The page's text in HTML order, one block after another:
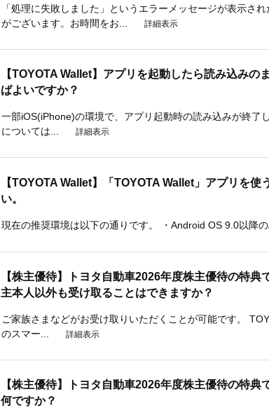
「処理に失敗しました」というエラーメッセージが表示さ
がございます。お時間をお...
詳細表示
【TOYOTA Wallet】アプリを起動したら読み込みの
ばよいですか？
一部iOS(iPhone)の環境で、アプリ起動時の読み込みが終了
については...
詳細表示
【TOYOTA Wallet】「TOYOTA Wallet」アプリを
い。
現在の推奨環境は以下の通りです。 ・Android OS 9.0以降
【株主優待】トヨタ自動車2026年度株主優待の特
主本人以外も受け取ることはできますか？
ご家族さまなどがお受け取りいただくことが可能です。
のスマー...
詳細表示
【株主優待】トヨタ自動車2026年度株主優待の特
何ですか？